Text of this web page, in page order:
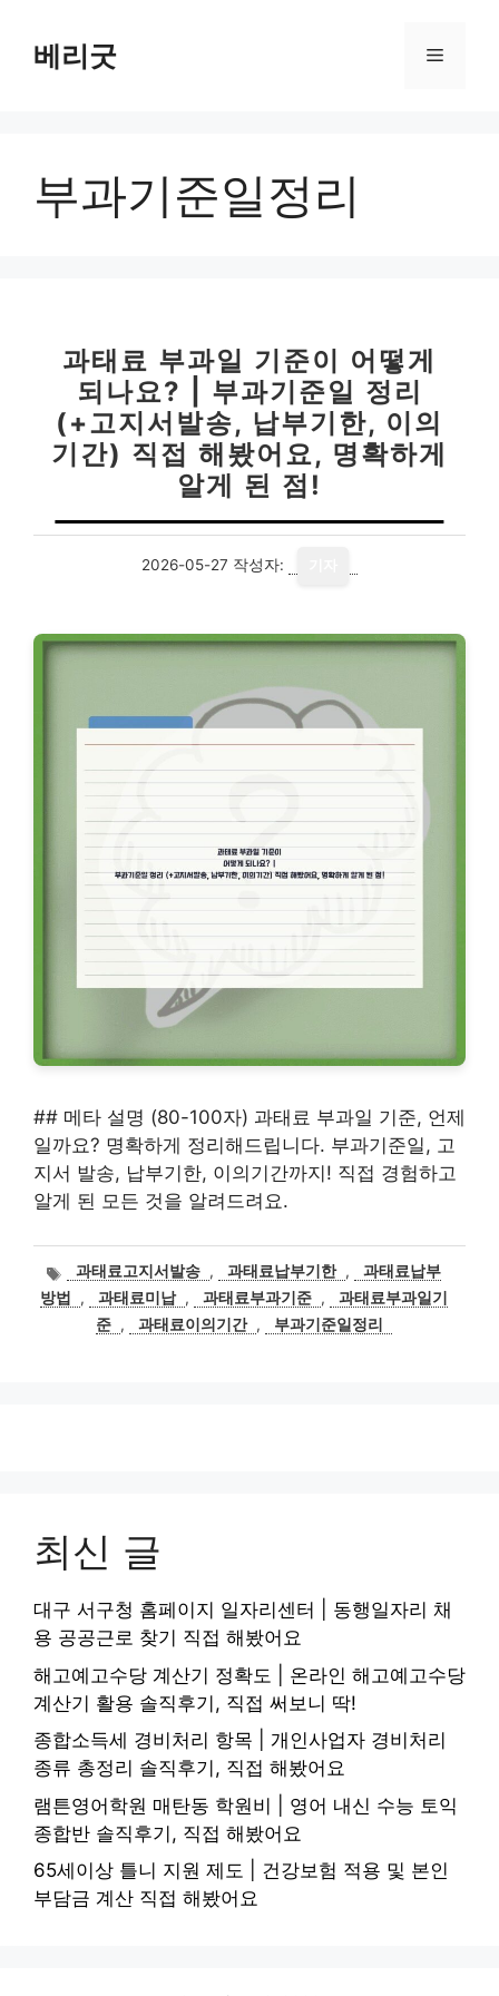
베리굿 메
부과기준일정리
과태료 부과일 기준이 어떻게
되나요? | 부과기준일 정리
(+고지서발송, 납부기한, 이의
기간) 직접 해봤어요, 명확하게
알게 된 점!
2026-05-27 작성자:
## 메타 설명 (80-100자) 과태료 부과일 기준, 언제
일까요? 명확하게 정리해드립니다. 부과기준일, 고
지서 발송, 납부기한, 이의기간까지! 직접 경험하고
알게 된 모든 것을 알려드려요.
태
그
과태료고지서발송 , 과태료납부기한 ,
과태료납부
방법
, 과태료미납 , 과태료부과기준 ,
과태료부과일기
준 , 과태료이의기간 , 부과기준일정리
최신 글
대구 서구청 홈페이지 일자리센터 | 동행일자리 채
용 공공근로 찾기 직접 해봤어요
해고예고수당 계산기 정확도 | 온라인 해고예고수당
계산기 활용 솔직후기, 직접 써보니 딱!
종합소득세 경비처리 항목 | 개인사업자 경비처리
종류 총정리 솔직후기, 직접 해봤어요
램튼영어학원 매탄동 학원비 | 영어 내신 수능 토익
종합반 솔직후기, 직접 해봤어요
65세이상 틀니 지원 제도 | 건강보험 적용 및 본인
부담금 계산 직접 해봤어요